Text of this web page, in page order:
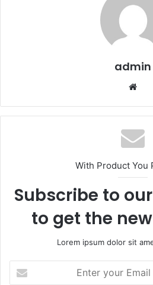
admin
With Product You
Subscribe to
to get the
Lorem ipsum dolor sit
your